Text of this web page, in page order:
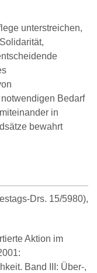
unterstreichen,
Bedarf
in
bewahrt
Drs. 15/5980),
Aktion im
Band III: Über-,